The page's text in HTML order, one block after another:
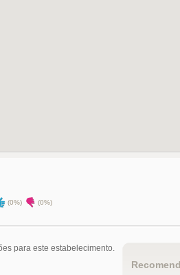
(0%) (0%)
para este estabelecimento.